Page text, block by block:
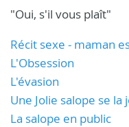
"Oui, s'il vous plaît"
Récit sexe - maman
L'Obsession
L'évasion
Une Jolie salope se
La salope en public